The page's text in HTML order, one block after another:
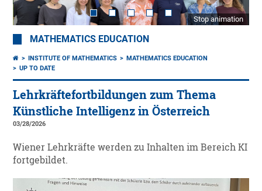
Stop animation
MATHEMATICS EDUCATION
INSTITUTE OF MATHEMATICS
MATHEMATICS EDUCATION
UP TO DATE
Lehrkräftefortbildungen zum Thema
Künstliche Intelligenz in Österreich
03/28/2026
Wiener Lehrkräfte werden zu Inhalten im Bereich KI
fortgebildet.